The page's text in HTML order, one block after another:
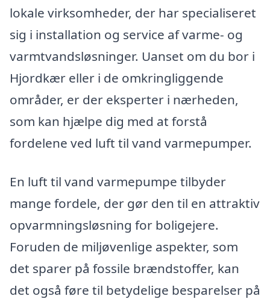
lokale virksomheder, der har specialiseret
sig i installation og service af varme- og
varmtvandsløsninger. Uanset om du bor i
Hjordkær eller i de omkringliggende
områder, er der eksperter i nærheden,
som kan hjælpe dig med at forstå
fordelene ved luft til vand varmepumper.
En luft til vand varmepumpe tilbyder
mange fordele, der gør den til en attraktiv
opvarmningsløsning for boligejere.
Foruden de miljøvenlige aspekter, som
det sparer på fossile brændstoffer, kan
det også føre til betydelige besparelser på